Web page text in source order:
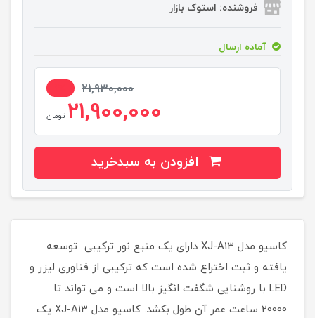
فروشنده: استوک بازار
آماده ارسال
21,930,000
21,900,000 تومان
کاسیو مدل XJ-A13 دارای یک منبع نور ترکیبی توسعه
یافته و ثبت اختراع شده است که ترکیبی از فناوری لیزر و
LED با روشنایی شگفت انگیز بالا است و می تواند تا
20000 ساعت عمر آن طول بکشد. کاسیو مدل XJ-A13 یک